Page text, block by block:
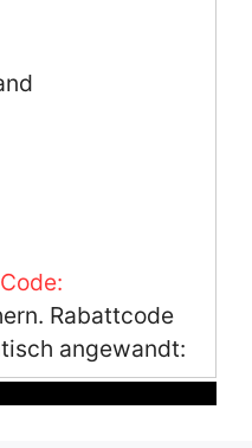
Rabattcode
angewandt: